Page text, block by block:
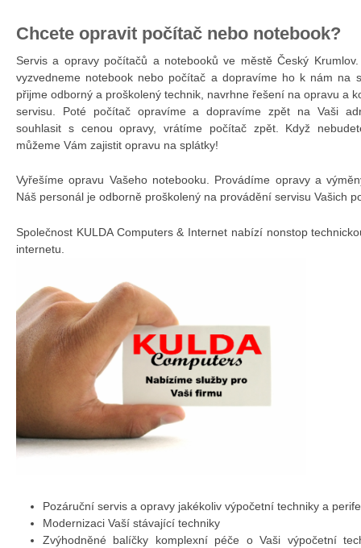
Chcete opravit počítač nebo notebook?
Servis a opravy počítačů a notebooků ve městě Český
vyzvedneme notebook nebo počítač a dopravíme ho k nám na
přijme odborný a proškolený technik, navrhne řešení na opravu a
servisu. Poté počítač opravíme a dopravíme zpět na Vaši
souhlasit s cenou opravy, vrátíme počítač zpět. Když
můžeme Vám zajistit opravu na splátky!
Vyřešíme opravu Vašeho notebooku. Provádíme opravy a
Náš personál je odborně proškolený na provádění servisu Vašich
Společnost KULDA Computers & Internet nabízí nonstop
internetu.
Pozáruční servis a opravy jakékoliv výpočetní techniky a
Modernizaci Vaší stávající techniky
Zvýhodněné balíčky komplexní péče o Vaši výpočetní